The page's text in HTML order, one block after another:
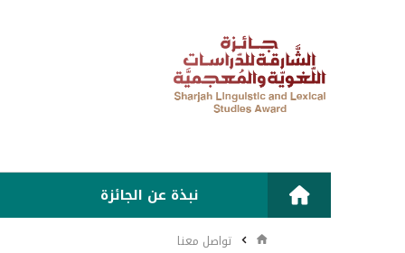
نبذة عن الجائزة
تواصل معنا